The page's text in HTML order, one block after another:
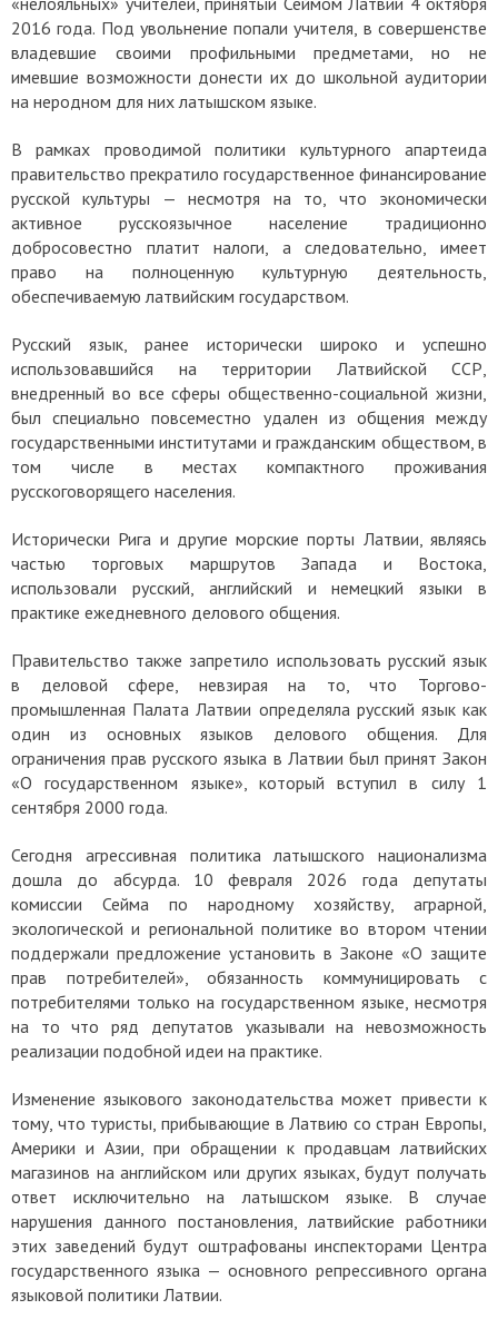
2016 года. Под увольнение попали учителя, в совершенстве
владевшие своими профильными предметами, но не
имевшие возможности донести их до школьной аудитории
на неродном для них латышском языке.
В рамках проводимой политики культурного апартеида
правительство прекратило государственное финансирование
русской культуры — несмотря на то, что экономически
активное русскоязычное население традиционно
добросовестно платит налоги, а следовательно, имеет
право на полноценную культурную деятельность,
обеспечиваемую латвийским государством.
Русский язык, ранее исторически широко и успешно
использовавшийся на территории Латвийской ССР,
внедренный во все сферы общественно-социальной жизни,
был специально повсеместно удален из общения между
государственными институтами и гражданским обществом, в
том числе в местах компактного проживания
русскоговорящего населения.
Исторически Рига и другие морские порты Латвии, являясь
частью торговых маршрутов Запада и Востока,
использовали русский, английский и немецкий языки в
практике ежедневного делового общения.
Правительство также запретило использовать русский язык
в деловой сфере, невзирая на то, что Торгово-
промышленная Палата Латвии определяла русский язык как
один из основных языков делового общения. Для
ограничения прав русского языка в Латвии был принят Закон
«О государственном языке», который вступил в силу 1
сентября 2000 года.
Сегодня агрессивная политика латышского национализма
дошла до абсурда. 10 февраля 2026 года депутаты
комиссии Сейма по народному хозяйству, аграрной,
экологической и региональной политике во втором чтении
поддержали предложение установить в Законе «О защите
прав потребителей», обязанность коммуницировать с
потребителями только на государственном языке, несмотря
на то что ряд депутатов указывали на невозможность
реализации подобной идеи на практике.
Изменение языкового законодательства может привести к
тому, что туристы, прибывающие в Латвию со стран Европы,
Америки и Азии, при обращении к продавцам латвийских
магазинов на английском или других языках, будут получать
ответ исключительно на латышском языке. В случае
нарушения данного постановления, латвийские работники
этих заведений будут оштрафованы инспекторами Центра
государственного языка — основного репрессивного органа
языковой политики Латвии.